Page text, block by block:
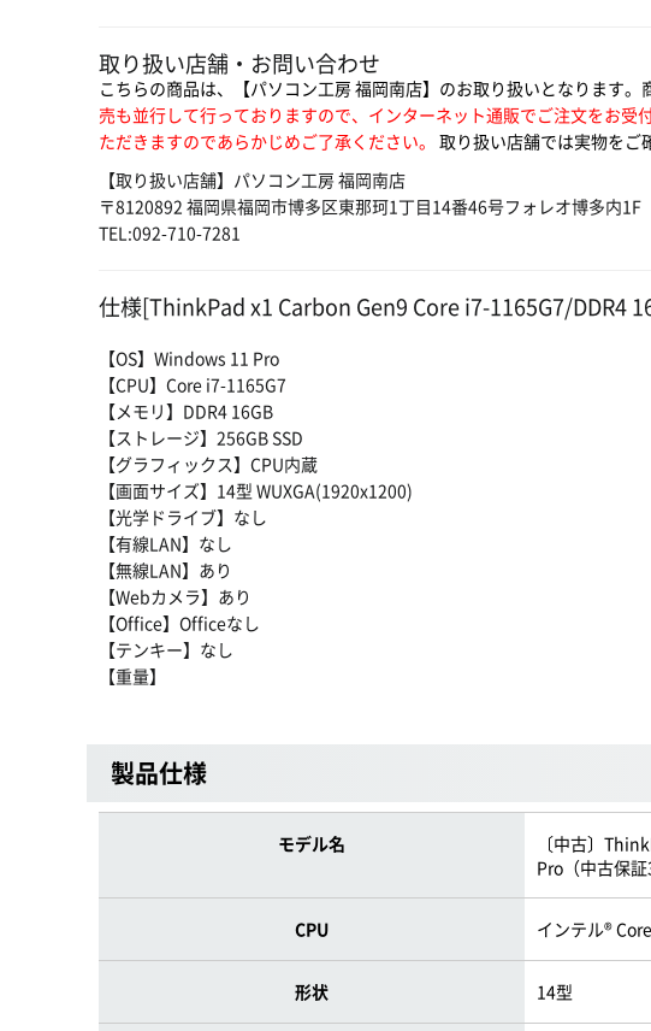
取り扱い店舗・お問い合わせ
こちらの商品は、【パソコン工房 福岡南店】のお取り扱いとなります
売も並行して行っておりますので、インターネット通販でご注文をお
ただきますのであらかじめご了承ください。 取り扱い店舗では実物をご
【取り扱い店舗】パソコン工房 福岡南店
〒8120892 福岡県福岡市博多区東那珂1丁目14番46号フォレオ博多内1F
TEL:092-710-7281
仕様[ThinkPad x1 Carbon Gen9 Core i7-1165G7/DDR4
【OS】Windows 11 Pro
【CPU】Core i7-1165G7
【メモリ】DDR4 16GB
【ストレージ】256GB SSD
【グラフィックス】CPU内蔵
【画面サイズ】14型 WUXGA(1920x1200)
【光学ドライブ】なし
【有線LAN】なし
【無線LAN】あり
【Webカメラ】あり
【Office】Officeなし
【テンキー】なし
【重量】
製品仕様
モデル名
〔中古〕
Pro（中古保証
CPU インテル®
形状 14型